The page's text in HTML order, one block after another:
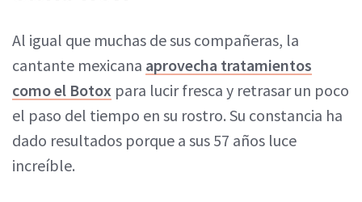
Al igual que muchas de sus compañeras, la
cantante mexicana aprovecha tratamientos
como el Botox para lucir fresca y retrasar un poco
el paso del tiempo en su rostro. Su constancia ha
dado resultados porque a sus 57 años luce
increíble.